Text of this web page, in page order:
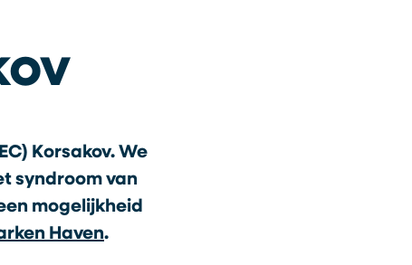
Korsakov. We
syndroom van
mogelijkheid
Haven.